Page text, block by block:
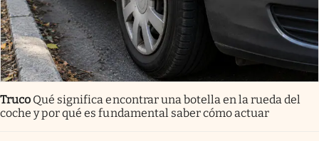
Truco Qué significa encontrar una botella en la rueda del
coche y por qué es fundamental saber cómo actuar